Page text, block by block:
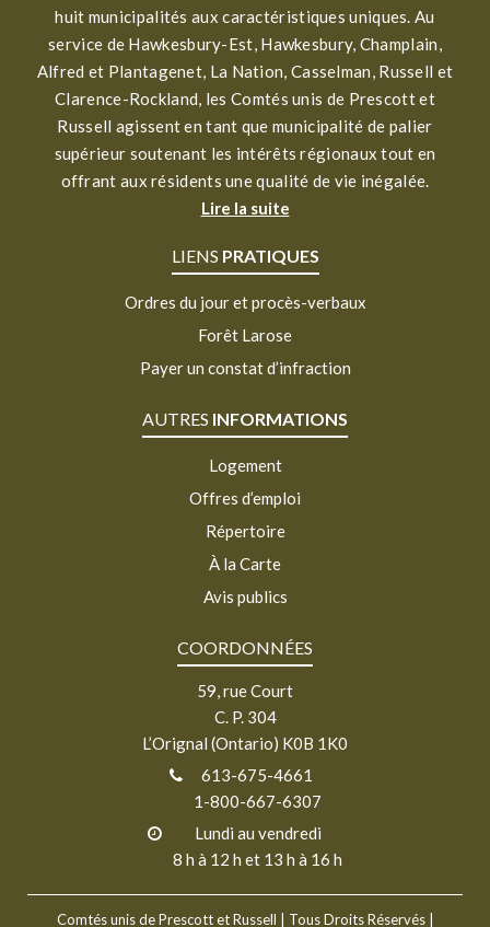
huit municipalités aux caractéristiques uniques. Au
service de Hawkesbury-Est, Hawkesbury, Champlain,
Alfred et Plantagenet, La Nation, Casselman, Russell et
Clarence-Rockland, les Comtés unis de Prescott et
Russell agissent en tant que municipalité de palier
supérieur soutenant les intérêts régionaux tout en
offrant aux résidents une qualité de vie inégalée.
Lire la suite
LIENS PRATIQUES
Ordres du jour et procès-verbaux
Forêt Larose
Payer un constat d’infraction
AUTRES INFORMATIONS
Logement
Offres d’emploi
Répertoire
À la Carte
Avis publics
COORDONNÉES
59, rue Court
C. P. 304
L’Orignal (Ontario) K0B 1K0
613-675-4661
1-800-667-6307
Lundi au vendredi
8 h à 12 h et 13 h à 16 h
Comtés unis de Prescott et Russell | Tous Droits Réservés |